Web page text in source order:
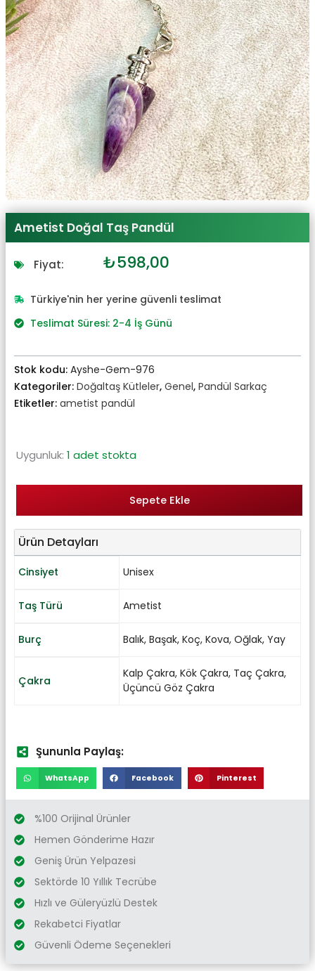
Ametist Doğal Taş Pandül
Fiyat: Orijinal
₺658,00.
₺598,00
fiyat:
₺598,00.
Türkiye'nin her yerine güvenli teslimat
Teslimat Süresi: 2-4 İş Günü
Stok kodu: Ayshe-Gem-976
Kategoriler: Doğaltaş Kütleler, Genel, Pandül Sarkaç
Etiketler: ametist pandül
Uygunluk: 1 adet stokta
Sepete Ekle
Ürün Detayları
Cinsiyet Unisex
Taş Türü Ametist
Burç Balık, Başak, Koç, Kova, Oğlak, Yay
Çakra
Kalp Çakra, Kök Çakra, Taç Çakra,
Üçüncü Göz Çakra
Şununla Paylaş:
WhatsApp Facebook Pinterest
%100 Orijinal Ürünler
Hemen Gönderime Hazır
Geniş Ürün Yelpazesi
Sektörde 10 Yıllık Tecrübe
Hızlı ve Güleryüzlü Destek
Rekabetci Fiyatlar
Güvenli Ödeme Seçenekleri